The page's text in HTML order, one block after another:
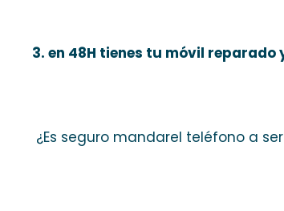
3. en 48H tienes tu móvil
¿Es seguro mandarel teléfono a